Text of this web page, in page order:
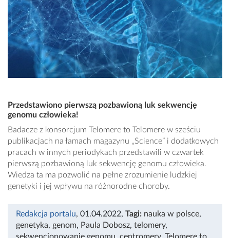
Przedstawiono pierwszą pozbawioną luk sekwencję
genomu człowieka!
Badacze z konsorcjum Telomere to Telomere w sześciu
publikacjach na łamach magazynu „Science” i dodatkowych
pracach w innych periodykach przedstawili w czwartek
pierwszą pozbawioną luk sekwencję genomu człowieka.
Wiedza ta ma pozwolić na pełne zrozumienie ludzkiej
genetyki i jej wpływu na różnorodne choroby.
Redakcja portalu, 01.04.2022, Tagi: nauka w polsce,
genetyka, genom, Paula Dobosz, telomery,